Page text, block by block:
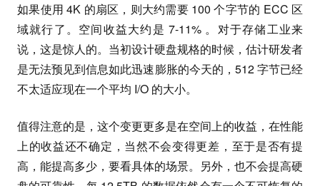
如果使用 4K 的扇区，则大约需要 100 个字节的 ECC 区
域就行了。空间收益大约是 7-11% 。对于存储工业来
说，这是惊人的。当初设计硬盘规格的时候，估计研发者
是无法预见到信息如此迅速膨胀的今天的，512 字节已经
不太适应现在一个平均 I/O 的大小。
值得注意的是，这个变更更多是在空间上的收益，在性能
上的收益还不确定，当然不会变得更差，至于是否有提
高，能提高多少，要看具体的场景。另外，也不会提高硬